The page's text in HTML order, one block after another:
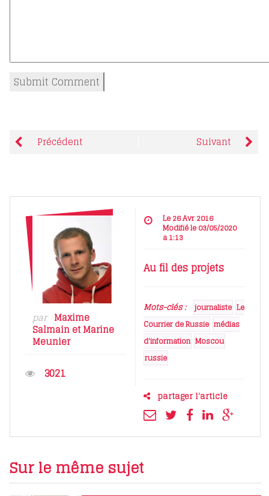
Précédent Suivant
par Maxime
SalmainetMarine
Meunier
3021
Le 26 Avr 2016
Modifié le 03/05/2020
à 1:13
Au fil des projets
Mots-clés : journaliste Le
Courrier de Russie médias
d'information Moscou
russie
partager l'article
Sur le même sujet